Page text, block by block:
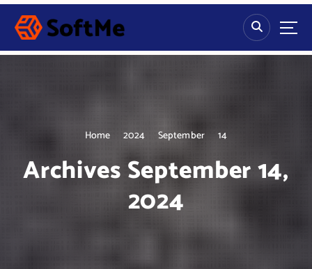
S
p
Home 2024 September 14
Archives September 14,
2024